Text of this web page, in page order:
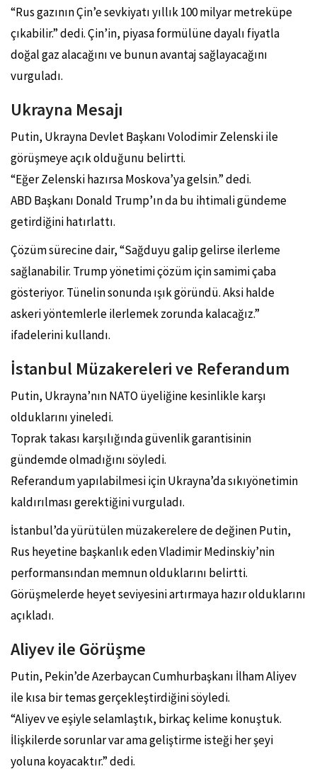
“Rus gazının Çin’e sevkiyatı yıllık 100 milyar metreküpe
çıkabilir.” dedi. Çin’in, piyasa formülüne dayalı fiyatla
doğal gaz alacağını ve bunun avantaj sağlayacağını
vurguladı.
Ukrayna Mesajı
Putin, Ukrayna Devlet Başkanı Volodimir Zelenski ile
görüşmeye açık olduğunu belirtti.
“Eğer Zelenski hazırsa Moskova’ya gelsin.” dedi.
ABD Başkanı Donald Trump’ın da bu ihtimali gündeme
getirdiğini hatırlattı.
Çözüm sürecine dair, “Sağduyu galip gelirse ilerleme
sağlanabilir. Trump yönetimi çözüm için samimi çaba
gösteriyor. Tünelin sonunda ışık göründü. Aksi halde
askeri yöntemlerle ilerlemek zorunda kalacağız.”
ifadelerini kullandı.
İstanbul Müzakereleri ve Referandum
Putin, Ukrayna’nın NATO üyeliğine kesinlikle karşı
olduklarını yineledi.
Toprak takası karşılığında güvenlik garantisinin
gündemde olmadığını söyledi.
Referandum yapılabilmesi için Ukrayna’da sıkıyönetimin
kaldırılması gerektiğini vurguladı.
İstanbul’da yürütülen müzakerelere de değinen Putin,
Rus heyetine başkanlık eden Vladimir Medinskiy’nin
performansından memnun olduklarını belirtti.
Görüşmelerde heyet seviyesini artırmaya hazır olduklarını
açıkladı.
Aliyev ile Görüşme
Putin, Pekin’de Azerbaycan Cumhurbaşkanı İlham Aliyev
ile kısa bir temas gerçekleştirdiğini söyledi.
“Aliyev ve eşiyle selamlaştık, birkaç kelime konuştuk.
İlişkilerde sorunlar var ama geliştirme isteği her şeyi
yoluna koyacaktır.” dedi.